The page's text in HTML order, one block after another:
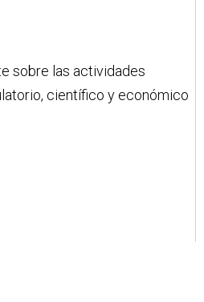
sobre las actividades
científico y económico